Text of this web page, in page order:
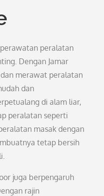
peralatan
Dengan Jamar
merawat peralatan
dan
di alam liar,
peralatan seperti
masak dengan
tetap bersih
juga berpengaruh
rajin